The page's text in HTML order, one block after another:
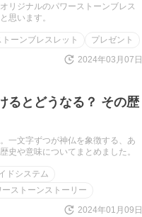
リジナルのパワーストーンブレス
思います。
ーンブレスレット
プレゼント
2024年03月07日
るとどうなる？ その歴
一文字ずつが神仏を象徴する、あ
史や意味についてまとめました。
ドシステム
ーストーンストーリー
2024年01月09日